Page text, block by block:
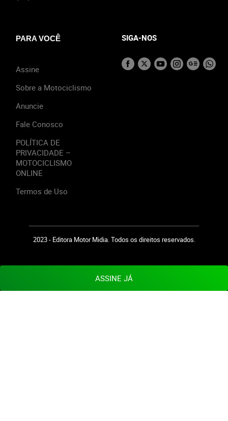
PARA VOCÊ
Assine
Sobre a Motociclismo
Anuncie
Fale Conosco
POLÍTICA DE
PRIVACIDADE –
MOTOCICLISMO
ONLINE
Termos de Uso
SIGA-NOS
2023 - Editora Motor Midia. Todos os direitos reservados.
ASSINE JÁ